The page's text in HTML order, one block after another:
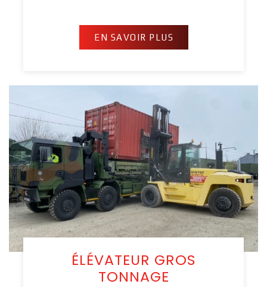
EN SAVOIR PLUS
ÉLÉVATEUR GROS
TONNAGE